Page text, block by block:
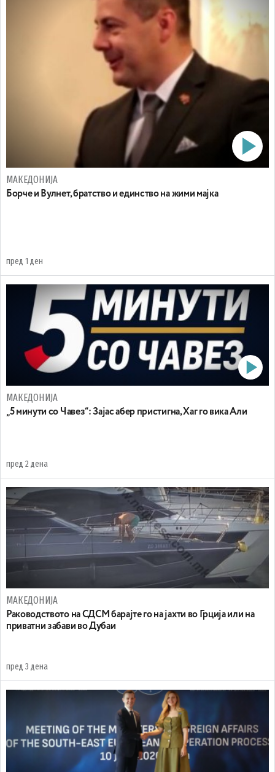
МАКЕДОНИЈА
Борче и Вулнет, братство и единство на жими мајка
пред 1 ден
МАКЕДОНИЈА
„5 минути со Чавез“: Зајас абер пристигна, Хаг го вика Али
пред 2 дена
МАКЕДОНИЈА
Раководството на СДСМ барајте го на јахти во Грција или на
приватни забави во Дубаи
пред 3 дена